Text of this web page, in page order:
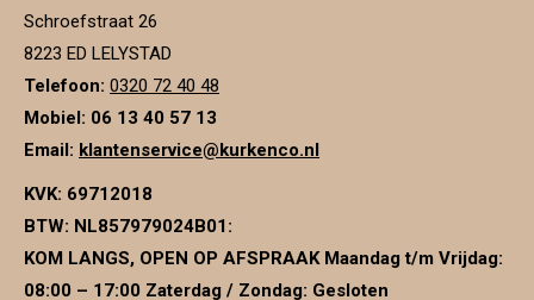
Schroefstraat 26
8223 ED LELYSTAD
Telefoon: 0320 72 40 48
Mobiel: 06 13 40 57 13
Email: klantenservice@kurkenco.nl
KVK: 69712018
BTW: NL857979024B01 :
KOM LANGS, OPEN OP AFSPRAAK Maandag t/m Vrijdag:
08:00 – 17:00 Zaterdag / Zondag: Gesloten